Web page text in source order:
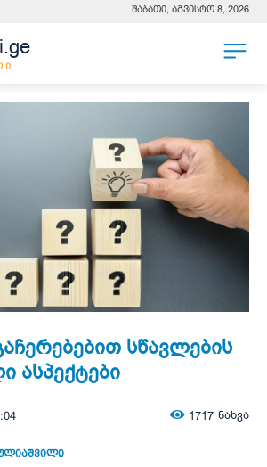
შაბათი, აგვისტო 8, 2026
სწავლების
ასპექტები
1717 ნახვა